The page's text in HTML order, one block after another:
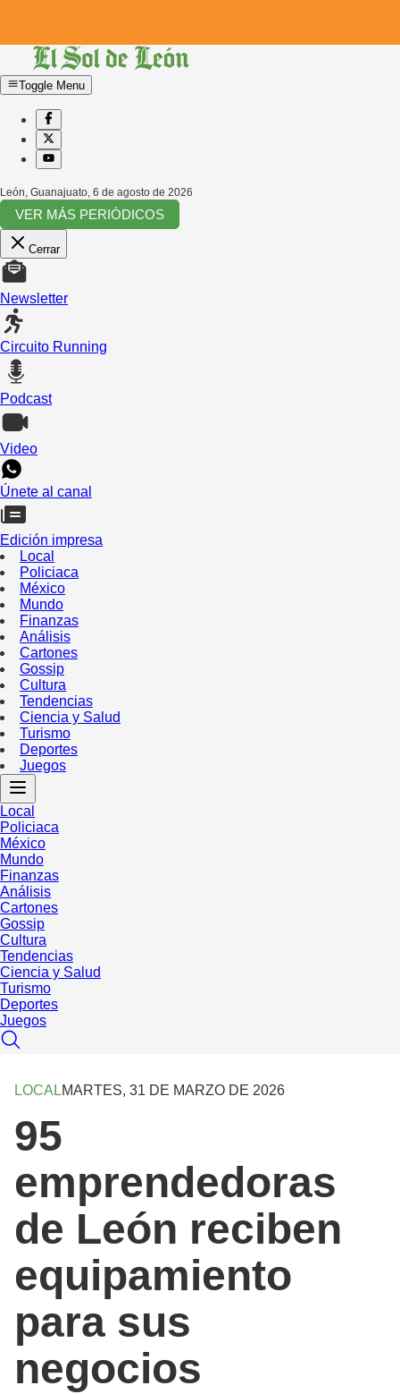
Toggle Menu
León, Guanajuato, 6 de agosto de 2026
VER MÁS PERIÓDICOS
Cerrar
Newsletter
Circuito Running
Podcast
Video
Únete al canal
Edición impresa
Local
Policiaca
México
Mundo
Finanzas
Análisis
Cartones
Gossip
Cultura
Tendencias
Ciencia y Salud
Turismo
Deportes
Juegos
Local
Policiaca
México
Mundo
Finanzas
Análisis
Cartones
Gossip
Cultura
Tendencias
Ciencia y Salud
Turismo
Deportes
Juegos
LOCALMARTES, 31 DE MARZO DE 2026
95
emprendedoras
de León reciben
equipamiento
para sus
negocios